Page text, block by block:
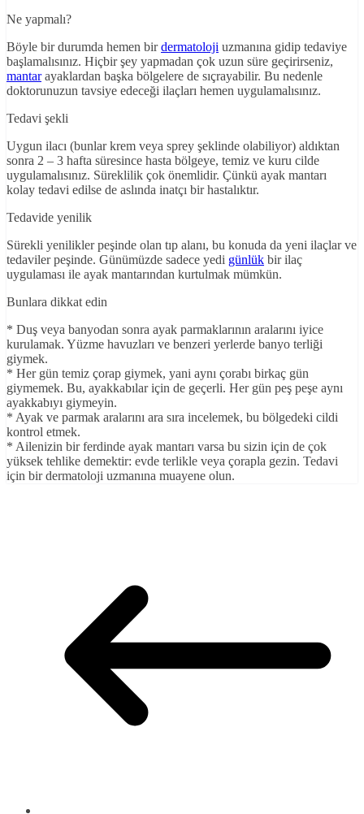
Ne yapmalı?
Böyle bir durumda hemen birdermatoloji uzmanına gidip tedaviye
başlamalısınız. Hiçbir şey yapmadan çok uzun süre geçirirseniz,
mantarayaklardan başka bölgelere de sıçrayabilir. Bu nedenle
doktorunuzun tavsiye edeceği ilaçları hemen uygulamalısınız.
Tedavi şekli
Uygun ilacı (bunlar krem veya sprey şeklinde olabiliyor) aldıktan
sonra 2 – 3 hafta süresince hasta bölgeye, temiz ve kuru cilde
uygulamalısınız. Süreklilik çok önemlidir. Çünkü ayak mantarı
kolay tedavi edilse de aslında inatçı bir hastalıktır.
Tedavide yenilik
Sürekli yenilikler peşinde olan tıp alanı, bu konuda da yeni ilaçlar ve
tedaviler peşinde. Günümüzde sadece yedi günlük bir ilaç
uygulaması ile ayak mantarından kurtulmak mümkün.
Bunlara dikkat edin
* Duş veya banyodan sonra ayak parmaklarının aralarını iyice
kurulamak. Yüzme havuzları ve benzeri yerlerde banyo terliği
giymek.
* Her gün temiz çorap giymek, yani aynı çorabı birkaç gün
giymemek. Bu, ayakkabılar için de geçerli. Her gün peş peşe aynı
ayakkabıyı giymeyin.
* Ayak ve parmak aralarını ara sıra incelemek, bu bölgedeki cildi
kontrol etmek.
* Ailenizin bir ferdinde ayak mantarı varsa bu sizin için de çok
yüksek tehlike demektir: evde terlikle veya çorapla gezin. Tedavi
için bir dermatoloji uzmanına muayene olun.